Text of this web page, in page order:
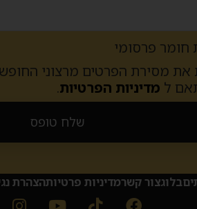
פרסומי
מסירת הפרטים מרצוני
ל מדיניות הפרטיות.
שלח טופס
בלוגצור קשרמדיניות פרטיותהצהרת